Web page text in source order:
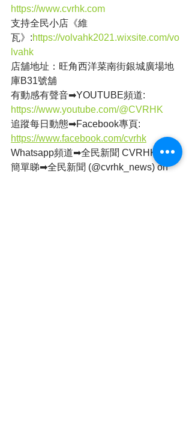
https://www.cvrhk.com
支持全民小店《維
瓦》:https://volvahk2021.wixsite.com/vo
lvahk
店舖地址：旺角西洋菜南街銀城廣場地
庫B31號舖
有動感有聲音➡YOUTUBE頻道:
https://www.youtube.com/@CVRHK
追蹤每日動態➡Facebook專頁:
https://www.facebook.com/cvrhk
Whatsapp頻道➡全民新聞 CVRHK
簡單睇➡全民新聞 (@cvrhk_news) on